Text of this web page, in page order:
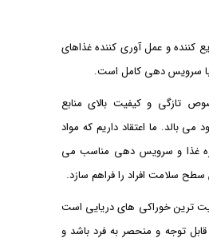
وضعیت صید
اقیانوس هند اظهار
به لزوم ب ...
ادامه خبر
دریایی
سایت همگردی از
دوره فستیوال
ایران توسط آنلاین
...
ادامه خبر
کننده و عمل آوری کننده غذاهای
تازگی و کیفیت بالای منابع
می بالد. ما اعتقاد داریم که مواد
غذا و سرویس دهی مناسب می
سطح سلامت افراد را فراهم سازد.
ترین خوراکی های دریایی است
توجه و منحصر به فرد باشد و